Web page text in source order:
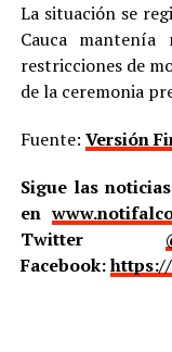
La situación se
Cauca mantenía
restricciones de
de la ceremonia
Fuente: Versión
Sigue las
en
Twitter
Facebook: